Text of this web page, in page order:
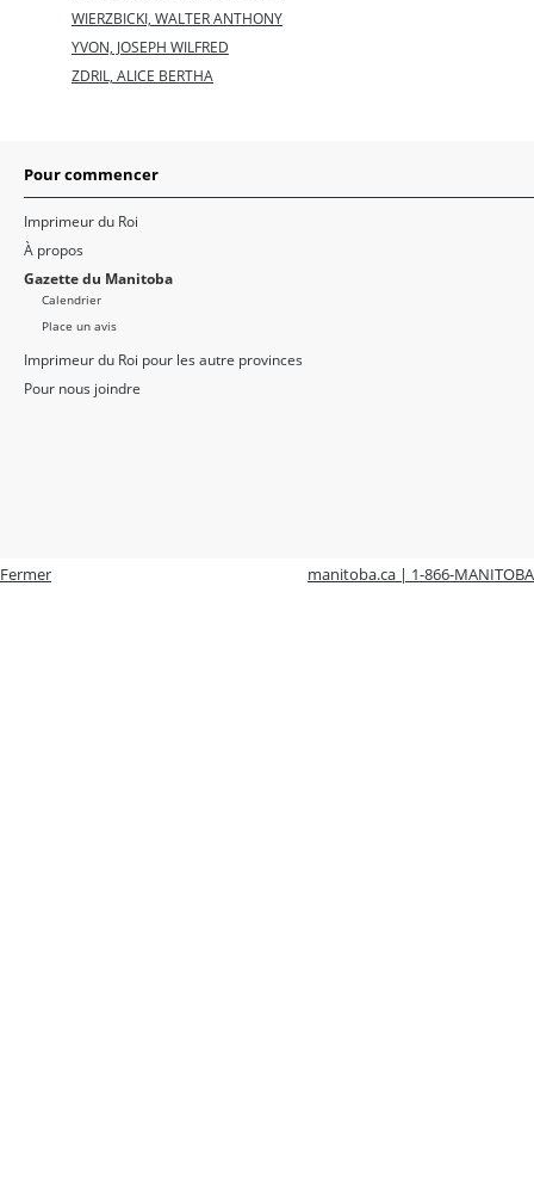
WIERZBICKI, WALTER ANTHONY
YVON, JOSEPH WILFRED
ZDRIL, ALICE BERTHA
Pour commencer
Imprimeur du Roi
À propos
Gazette du Manitoba
Calendrier
Place un avis
Imprimeur du Roi pour les autre provinces
Pour nous joindre
Fermer manitoba.ca | 1-866-MANITOBA